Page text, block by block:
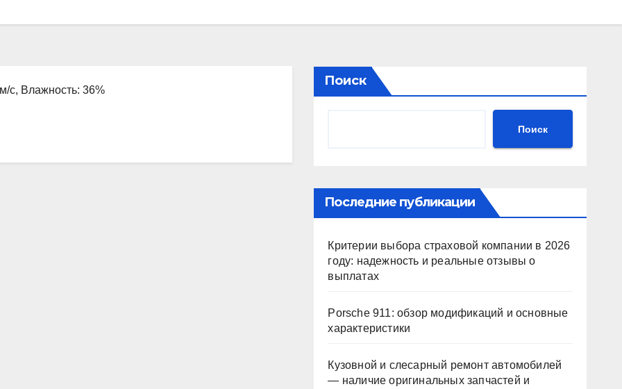
с, Влажность: 36%
Поиск
Поиск
Последние публикации
Критерии выбора страховой компании в 2026
году: надежность и реальные отзывы о
выплатах
Porsche 911: обзор модификаций и основные
характеристики
Кузовной и слесарный ремонт автомобилей
— наличие оригинальных запчастей и